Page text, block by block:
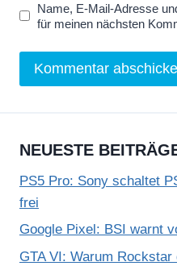
Name, E-Mail-Adresse
für meinen nächsten
NEUESTE
PS5 Pro: Sony schaltet
frei
Google Pixel: BSI warnt
GTA VI: Warum